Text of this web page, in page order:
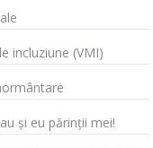
incluziune (VMI)
și eu părinții mei!